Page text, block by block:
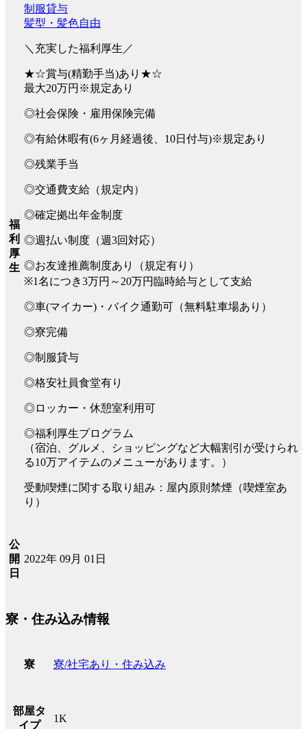
福
利
厚
生
制服貸与
髪型・髪色自由
＼充実した福利厚生／
★☆賞与(精勤手当)あり★☆
最大20万円※規定あり
◎社会保険・雇用保険完備
◎有給休暇有(6ヶ月経過後、10日付与)※規定あり
◎残業手当
◎交通費支給（規定内）
◎確定拠出年金制度
◎週払い制度（週3回対応）
◎お友達推薦制度あり（規定有り）
※1名につき3万円～20万円臨時給与として支給
◎車(マイカー)・バイク通勤可（無料駐車場あり）
◎寮完備
◎制服貸与
◎格安社員食堂有り
◎ロッカー・休憩室利用可
◎福利厚生プログラム
（宿泊、グルメ、ショッピングなど大幅割引が受けられ
る10万アイテムのメニューがあります。）
受動喫煙に関する取り組み：屋内原則禁煙（喫煙室あ
り）
公
開
日
2022年 09月 01日
寮・住み込み情報
寮 寮/社宅あり・住み込み
部屋タ
イプ
1K